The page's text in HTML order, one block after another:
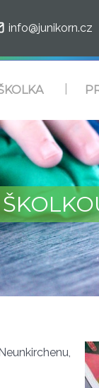
info@junikorn.cz